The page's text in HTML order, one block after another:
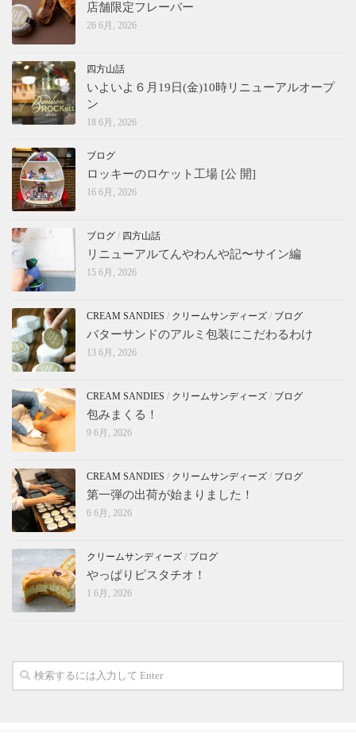
店舗限定フレーバー
26 6月, 2026
四方山話
いよいよ６月19日(金)10時リニューアルオープ
ン
18 6月, 2026
ブログ
ロッキーのロケット工場 [公 開]
16 6月, 2026
ブログ / 四方山話
リニューアルてんやわんや記〜サイン編
15 6月, 2026
CREAM SANDIES / クリームサンディーズ / ブログ
バターサンドのアルミ包装にこだわるわけ
13 6月, 2026
CREAM SANDIES / クリームサンディーズ / ブログ
包みまくる！
9 6月, 2026
CREAM SANDIES / クリームサンディーズ / ブログ
第一弾の出荷が始まりました！
6 6月, 2026
クリームサンディーズ / ブログ
やっぱりピスタチオ！
1 6月, 2026